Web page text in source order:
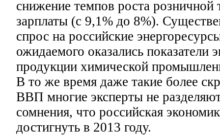
снижение темпов роста розничной
зарплаты (с 9,1% до 8%).
спрос на российские
ожидаемого оказались показатели
продукции химической
В то же время даже такие более
ВВП многие эксперты не
сомнения, что российская
достигнуть в 2013 году.